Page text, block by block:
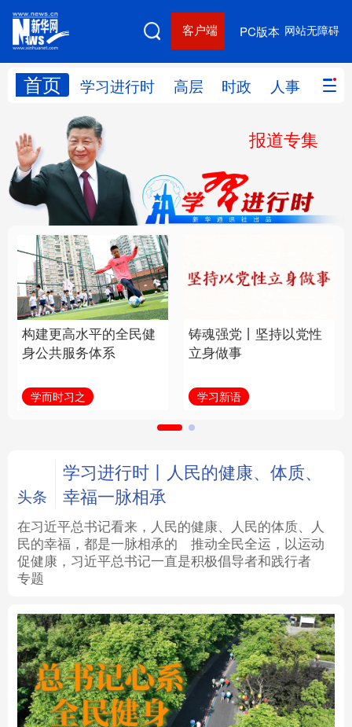
网站无障碍
PC版本
客户端
首页 学习进行时 高层 时政 人事 国际
网站地图
学习进行时 人事
国际 财经 网评
思客智库 全球连线 教育
科技 科创
文化 书画
访谈 视频 图片 政务
学术中国 乡村振兴 银龄 溯源中国
城市 旅游
彩票 娱乐 时尚 悦读
公益
文化产业
地方频道
报道专集
构建更高水平的全民健
身公共服务体系
学而时习之
铸魂强党丨坚持以党性
立身做事
学习新语
头条
学习进行时丨人民的健康、体质、
幸福一脉相承
在习近平总书记看来，人民的健康、人民的体质、人
民的幸福，都是一脉相承的
推动全民全运，以运动
促健康，习近平总书记一直是积极倡导者和践行者
专题